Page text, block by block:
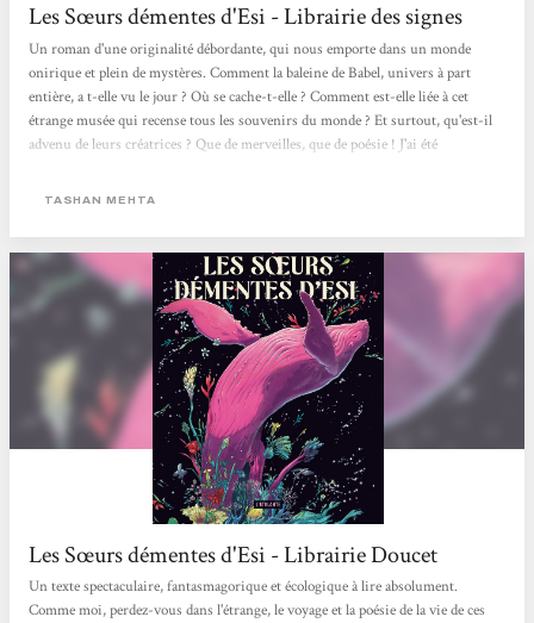
Les Sœurs démentes d'Esi - Librairie des signes
Un roman d'une originalité débordante, qui nous emporte dans un monde
onirique et plein de mystères. Comment la baleine de Babel, univers à part
entière, a t-elle vu le jour ? Où se cache-t-elle ? Comment est-elle liée à cet
étrange musée qui recense tous les souvenirs du monde ? Et surtout, qu'est-il
advenu de leurs créatrices ? Que de merveilles, que de poésie ! J'ai été
sororité et la folie de vouloir créer. Coup de cœur de Louise
TASHAN MEHTA
Les Sœurs démentes d'Esi - Librairie Doucet
Un texte spectaculaire, fantasmagorique et écologique à lire absolument.
Comme moi, perdez-vous dans l'étrange, le voyage et la poésie de la vie de ces